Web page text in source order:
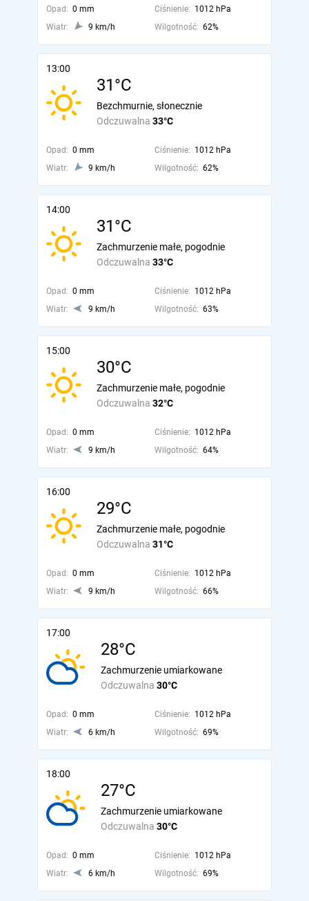
Opad: 0 mm Ciśnienie: 1012 hPa
Wiatr:
9 km/h Wilgotność: 62%
13:00
31°C
Odczuwalna 33°C
Bezchmurnie, słonecznie
Opad: 0 mm Ciśnienie: 1012 hPa
Wiatr:
9 km/h Wilgotność: 62%
14:00
31°C
Odczuwalna 33°C
Zachmurzenie małe, pogodnie
Opad: 0 mm Ciśnienie: 1012 hPa
Wiatr:
9 km/h Wilgotność: 63%
15:00
30°C
Odczuwalna 32°C
Zachmurzenie małe, pogodnie
Opad: 0 mm Ciśnienie: 1012 hPa
Wiatr:
9 km/h Wilgotność: 64%
16:00
29°C
Odczuwalna 31°C
Zachmurzenie małe, pogodnie
Opad: 0 mm Ciśnienie: 1012 hPa
Wiatr:
9 km/h Wilgotność: 66%
17:00
28°C
Odczuwalna 30°C
Zachmurzenie umiarkowane
Opad: 0 mm Ciśnienie: 1012 hPa
Wiatr:
6 km/h Wilgotność: 69%
18:00
27°C
Odczuwalna 30°C
Zachmurzenie umiarkowane
Opad: 0 mm Ciśnienie: 1012 hPa
Wiatr:
6 km/h Wilgotność: 69%